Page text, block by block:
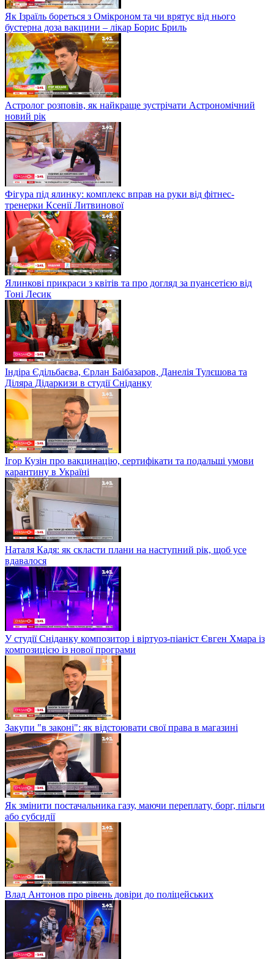
Як Ізраїль бореться з Омікроном та чи врятує від нього
бустерна доза вакцини – лікар Борис Бриль
Астролог розповів, як найкраще зустрічати Астрономічний
новий рік
Фігура під ялинку: комплекс вправ на руки від фітнес-
тренерки Ксенії Литвинової
Ялинкові прикраси з квітів та про догляд за пуансетією від
Тоні Лесик
Індіра Єдільбаєва, Єрлан Баібазаров, Данелія Тулєшова та
Діляра Дідаркизи в студії Сніданку
Ігор Кузін про вакцинацію, сертифікати та подальші умови
карантину в Україні
Наталя Кадя: як скласти плани на наступний рік, щоб усе
вдавалося
У студії Сніданку композитор і віртуоз-піаніст Євген Хмара із
композицією із нової програми
Закупи "в законі": як відстоювати свої права в магазині
Як змінити постачальника газу, маючи переплату, борг, пільги
або субсидії
Влад Антонов про рівень довіри до поліцейських